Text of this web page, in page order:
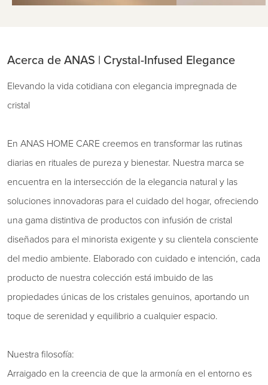
Acerca de ANAS | Crystal-Infused Elegance
Elevando la vida cotidiana con elegancia impregnada de
cristal
En ANAS HOME CARE creemos en transformar las rutinas
diarias en rituales de pureza y bienestar. Nuestra marca se
encuentra en la intersección de la elegancia natural y las
soluciones innovadoras para el cuidado del hogar, ofreciendo
una gama distintiva de productos con infusión de cristal
diseñados para el minorista exigente y su clientela consciente
del medio ambiente. Elaborado con cuidado e intención, cada
producto de nuestra colección está imbuido de las
propiedades únicas de los cristales genuinos, aportando un
toque de serenidad y equilibrio a cualquier espacio.
Nuestra filosofía:
Arraigado en la creencia de que la armonía en el entorno es